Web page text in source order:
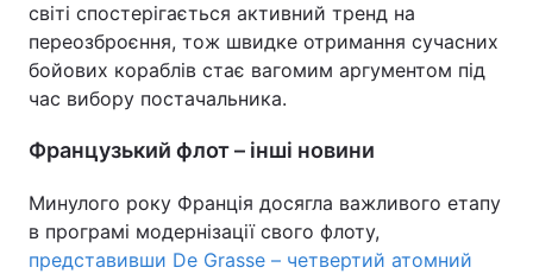
світі спостерігається активний тренд на
переозброєння, тож швидке отримання сучасних
бойових кораблів стає вагомим аргументом під
час вибору постачальника.
Французький флот – інші новини
Минулого року Франція досягла важливого етапу
в програмі модернізації свого флоту,
представивши De Grasse – четвертий атомний